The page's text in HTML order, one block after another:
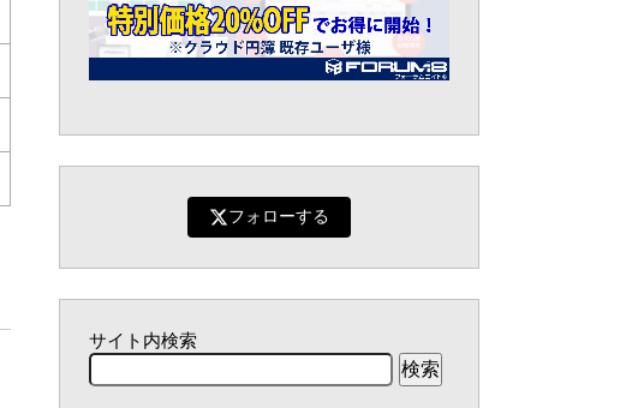
フォローする
サイト内検索